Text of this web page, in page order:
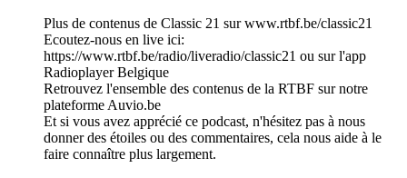
Plus de contenus de Classic 21 sur www.rtbf.be/classic21
Ecoutez-nous en live ici:
https://www.rtbf.be/radio/liveradio/classic21 ou sur l'app
Radioplayer Belgique
Retrouvez l'ensemble des contenus de la RTBF sur notre
plateforme Auvio.be
Et si vous avez apprécié ce podcast, n'hésitez pas à nous
donner des étoiles ou des commentaires, cela nous aide à le
faire connaître plus largement.